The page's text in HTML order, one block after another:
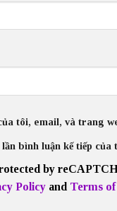
tôi, email, và trang
bình luận kế tiếp của
by
Policy and Terms